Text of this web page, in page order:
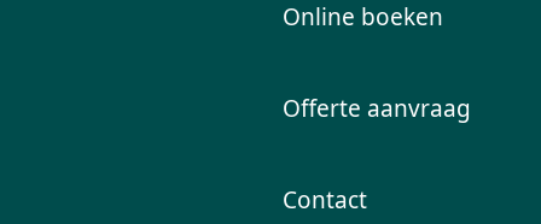
Online boeken
Offerte aanvraag
Contact